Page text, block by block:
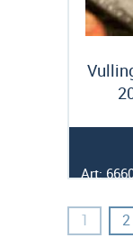
Art:
U lees
1 2